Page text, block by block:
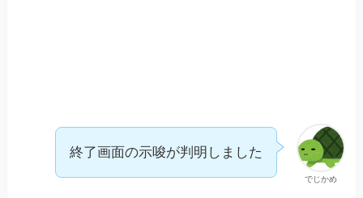
でじかめ
終了画面の示唆が判明しました